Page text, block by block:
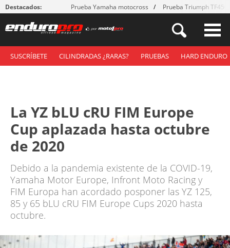
Destacados: Prueba Yamaha motocross Prueba Triumph
SUSCRÍBETE CILINDRADAS ¿RARAS? PRUEBAS HARD ENDURO
La YZ bLU cRU FIM Europe
Cup aplazada hasta octubre
de 2020
Debido a la pandemia existente de la COVID-19,
Yamaha Motor Europe, Infront Moto Racing y
FIM Europa han acordado posponer las YZ 125,
85 y 65 bLU cRU FIM Europe Cups 2020 hasta
octubre.